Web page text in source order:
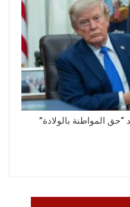
“حق المواطنة بالولادة”